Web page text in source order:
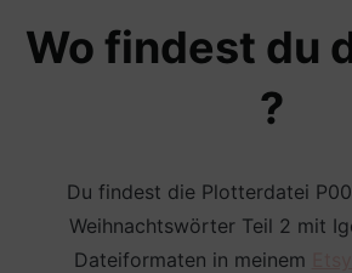
Wo findest du
?
Du findest die Plotterdatei
Weihnachtswörter Teil 2 mit
Dateiformaten in meinem